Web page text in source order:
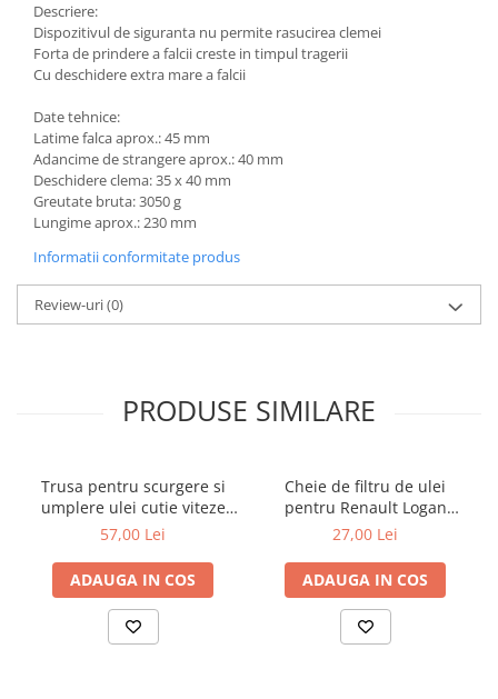
Descriere:
Dispozitivul de siguranta nu permite rasucirea clemei
Forta de prindere a falcii creste in timpul tragerii
Cu deschidere extra mare a falcii
Date tehnice:
Latime falca aprox.: 45 mm
Adancime de strangere aprox.: 40 mm
Deschidere clema: 35 x 40 mm
Greutate bruta: 3050 g
Lungime aprox.: 230 mm
Informatii conformitate produs
Review-uri(0)
PRODUSE SIMILARE
Trusa pentru scurgere si
umplere ulei cutie viteze
automata Mercedes 9G
57,00 Lei
ADAUGA IN COS
Cheie de filtru de ulei
pentru Renault Logan
diesel 3/8" cu 76mm x 12
27,00 Lei
ADAUGA IN COS